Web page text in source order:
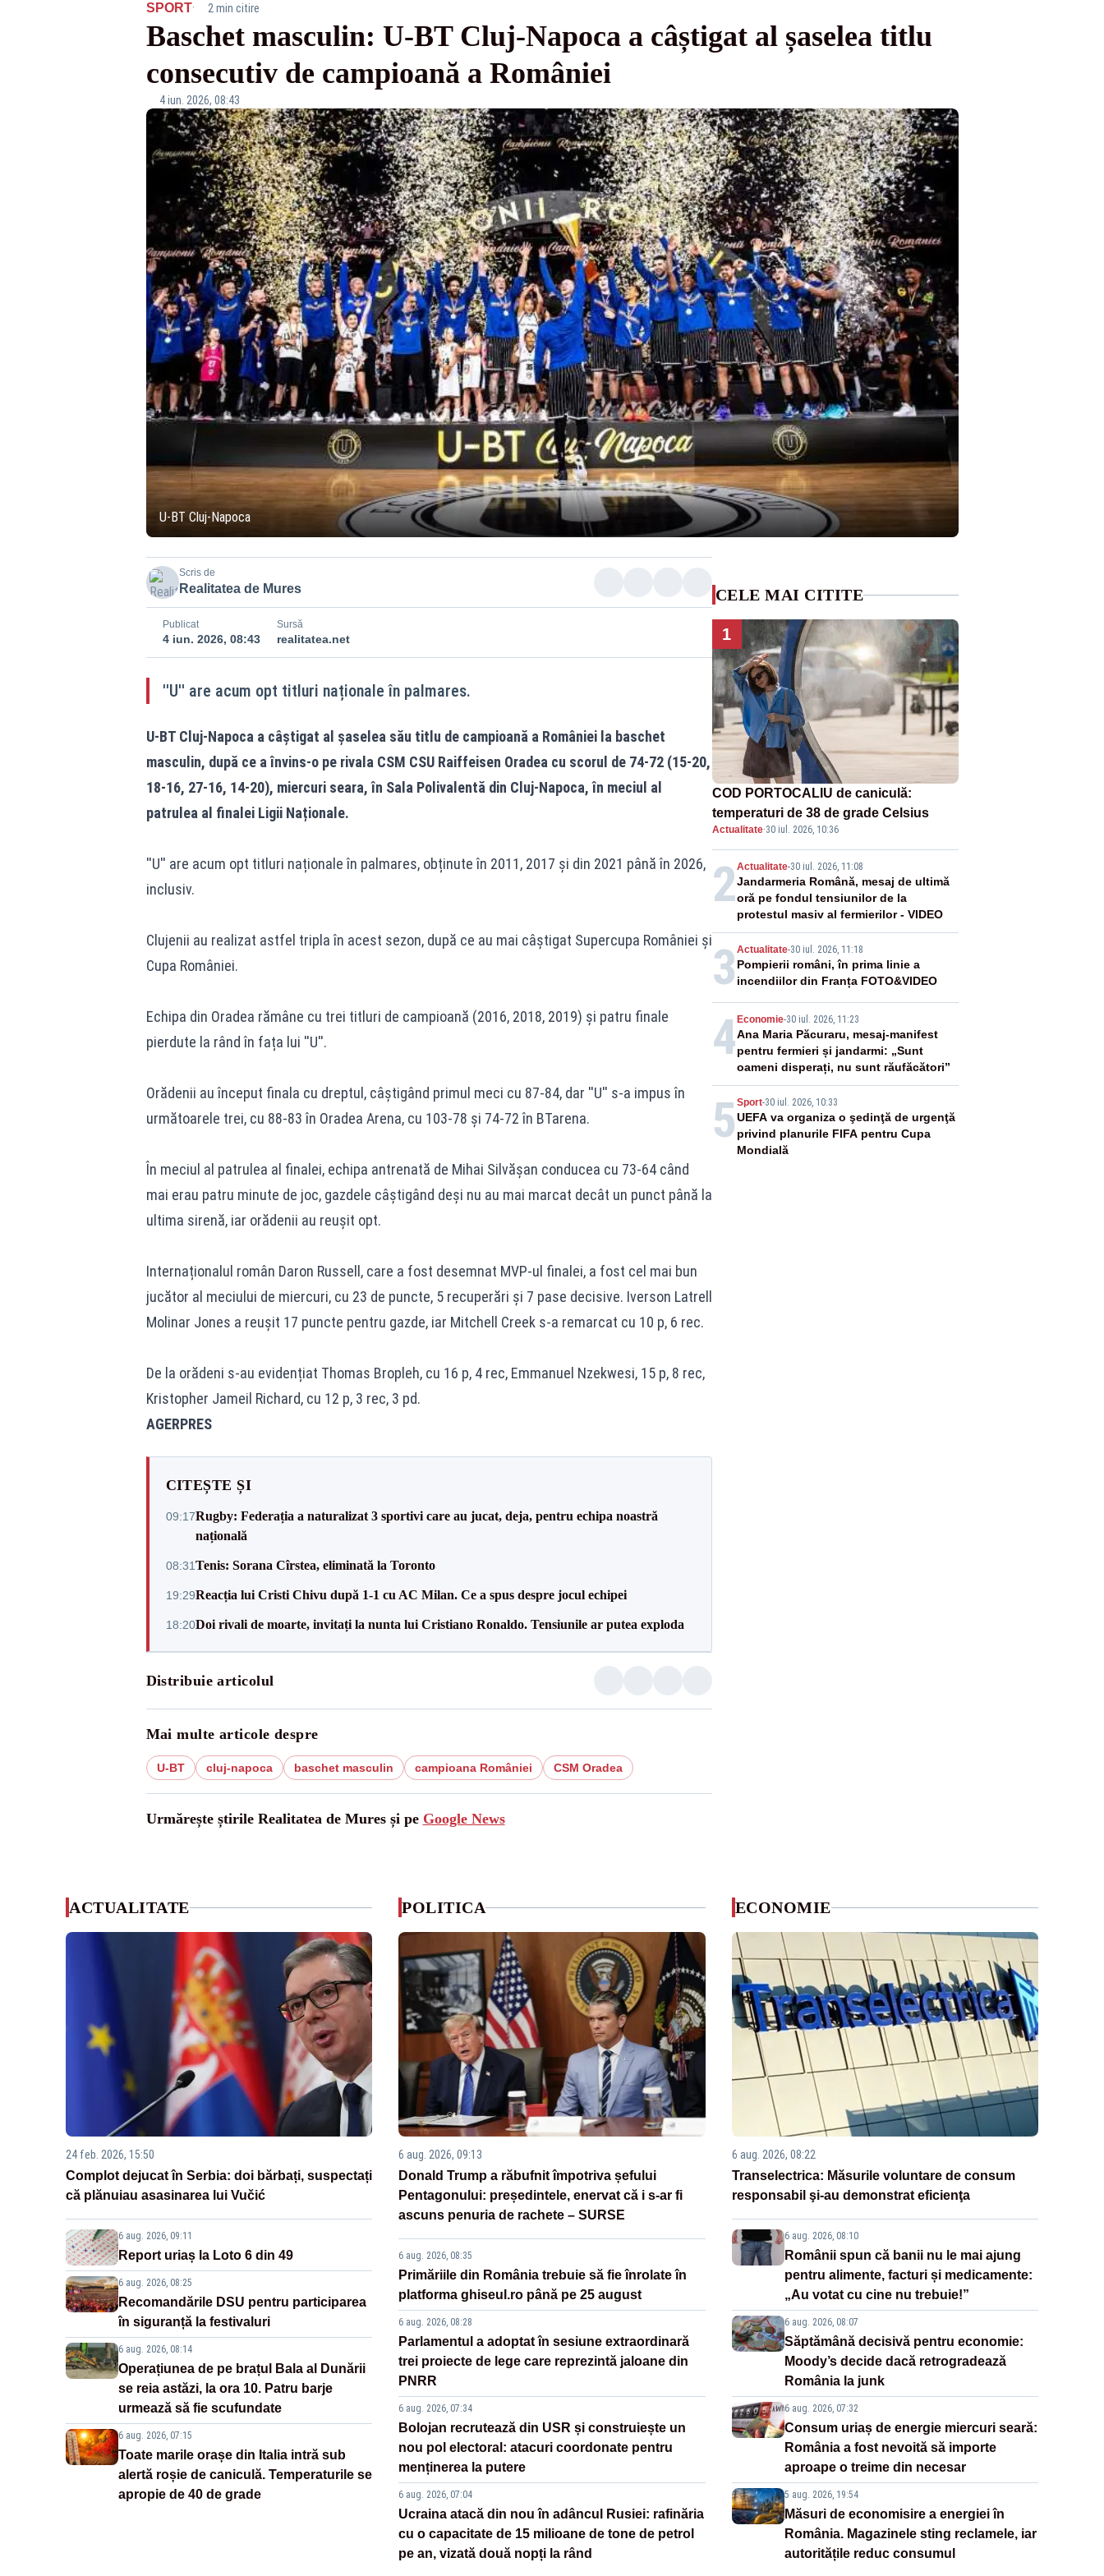
SPORT· 2 min citire
Baschet masculin: U-BT Cluj-Napoca a câștigat al șaselea titlu
consecutiv de campioană a României
4 iun. 2026, 08:43
U-BT Cluj-Napoca
Scris de
Realitatea de Mures
Publicat
4 iun. 2026, 08:43
Sursă
realitatea.net
''U'' are acum opt titluri naționale în palmares.
U-BT Cluj-Napoca a câștigat al șaselea său titlu de campioană a României la baschet
masculin, după ce a învins-o pe rivala CSM CSU Raiffeisen Oradea cu scorul de 74-72 (15-20,
18-16, 27-16, 14-20), miercuri seara, în Sala Polivalentă din Cluj-Napoca, în meciul al
patrulea al finalei Ligii Naționale.
''U'' are acum opt titluri naționale în palmares, obținute în 2011, 2017 și din 2021 până în 2026,
inclusiv.
Clujenii au realizat astfel tripla în acest sezon, după ce au mai câștigat Supercupa României și
Cupa României.
Echipa din Oradea rămâne cu trei titluri de campioană (2016, 2018, 2019) și patru finale
pierdute la rând în fața lui ''U''.
Orădenii au început finala cu dreptul, câștigând primul meci cu 87-84, dar ''U'' s-a impus în
următoarele trei, cu 88-83 în Oradea Arena, cu 103-78 și 74-72 în BTarena.
În meciul al patrulea al finalei, echipa antrenată de Mihai Silvășan conducea cu 73-64 când
mai erau patru minute de joc, gazdele câștigând deși nu au mai marcat decât un punct până la
ultima sirenă, iar orădenii au reușit opt.
Internaționalul român Daron Russell, care a fost desemnat MVP-ul finalei, a fost cel mai bun
jucător al meciului de miercuri, cu 23 de puncte, 5 recuperări și 7 pase decisive. Iverson Latrell
Molinar Jones a reușit 17 puncte pentru gazde, iar Mitchell Creek s-a remarcat cu 10 p, 6 rec.
De la orădeni s-au evidențiat Thomas Bropleh, cu 16 p, 4 rec, Emmanuel Nzekwesi, 15 p, 8 rec,
Kristopher Jameil Richard, cu 12 p, 3 rec, 3 pd.
AGERPRES
CITEȘTE ȘI
09:17Rugby: Federația a naturalizat 3 sportivi care au jucat, deja, pentru echipa noastră
națională
08:31Tenis: Sorana Cîrstea, eliminată la Toronto
19:29Reacția lui Cristi Chivu după 1-1 cu AC Milan. Ce a spus despre jocul echipei
18:20Doi rivali de moarte, invitați la nunta lui Cristiano Ronaldo. Tensiunile ar putea exploda
Distribuie articolul
Mai multe articole despre
U-BT cluj-napoca baschet masculin campioana României CSM Oradea
Urmărește știrile Realitatea de Mures și pe Google News
CELE MAI CITITE
1
COD PORTOCALIU de caniculă:
temperaturi de 38 de grade Celsius
Actualitate·30 iul. 2026, 10:36
2Actualitate-30 iul. 2026, 11:08
Jandarmeria Română, mesaj de ultimă
oră pe fondul tensiunilor de la
protestul masiv al fermierilor - VIDEO
3 Actualitate-30 iul. 2026, 11:18
Pompierii români, în prima linie a
incendiilor din Franța FOTO&VIDEO
4 Economie-30 iul. 2026, 11:23
Ana Maria Păcuraru, mesaj-manifest
pentru fermieri și jandarmi: „Sunt
oameni disperați, nu sunt răufăcători”
5 Sport-30 iul. 2026, 10:33
UEFA va organiza o şedinţă de urgenţă
privind planurile FIFA pentru Cupa
Mondială
ACTUALITATE
24 feb. 2026, 15:50
Complot dejucat în Serbia: doi bărbați, suspectați
că plănuiau asasinarea lui Vučić
6 aug. 2026, 09:11
Report uriaș la Loto 6 din 49
6 aug. 2026, 08:25
Recomandările DSU pentru participarea
în siguranță la festivaluri
6 aug. 2026, 08:14
Operațiunea de pe brațul Bala al Dunării
se reia astăzi, la ora 10. Patru barje
urmează să fie scufundate
6 aug. 2026, 07:15
Toate marile orașe din Italia intră sub
alertă roșie de caniculă. Temperaturile se
apropie de 40 de grade
POLITICA
6 aug. 2026, 09:13
Donald Trump a răbufnit împotriva șefului
Pentagonului: președintele, enervat că i s-ar fi
ascuns penuria de rachete – SURSE
6 aug. 2026, 08:35
Primăriile din România trebuie să fie înrolate în
platforma ghiseul.ro până pe 25 august
6 aug. 2026, 08:28
Parlamentul a adoptat în sesiune extraordinară
trei proiecte de lege care reprezintă jaloane din
PNRR
6 aug. 2026, 07:34
Bolojan recrutează din USR și construiește un
nou pol electoral: atacuri coordonate pentru
menținerea la putere
6 aug. 2026, 07:04
Ucraina atacă din nou în adâncul Rusiei: rafinăria
cu o capacitate de 15 milioane de tone de petrol
pe an, vizată două nopți la rând
ECONOMIE
6 aug. 2026, 08:22
Transelectrica: Măsurile voluntare de consum
responsabil şi-au demonstrat eficienţa
6 aug. 2026, 08:10
Românii spun că banii nu le mai ajung
pentru alimente, facturi și medicamente:
„Au votat cu cine nu trebuie!”
6 aug. 2026, 08:07
Săptămână decisivă pentru economie:
Moody’s decide dacă retrogradează
România la junk
6 aug. 2026, 07:32
Consum uriaș de energie miercuri seară:
România a fost nevoită să importe
aproape o treime din necesar
5 aug. 2026, 19:54
Măsuri de economisire a energiei în
România. Magazinele sting reclamele, iar
autoritățile reduc consumul